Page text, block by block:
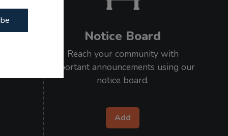
Notice Board
Reach your community with
important announcements using our
notice board.
Add